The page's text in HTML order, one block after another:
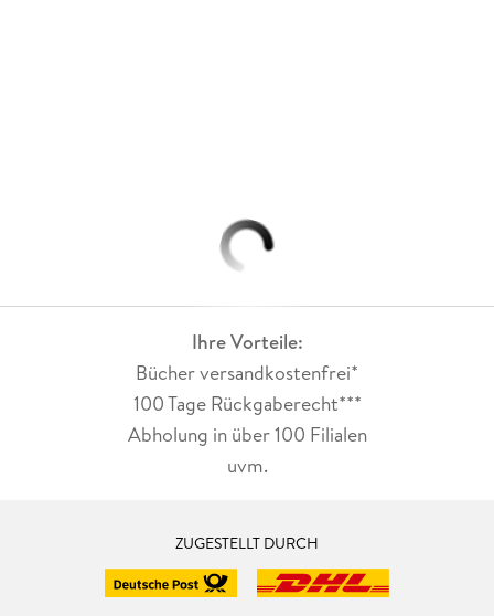
Ihre Vorteile:
Bücher versandkostenfrei*
100 Tage Rückgaberecht***
Abholung in über 100 Filialen
uvm.
ZUGESTELLT DURCH